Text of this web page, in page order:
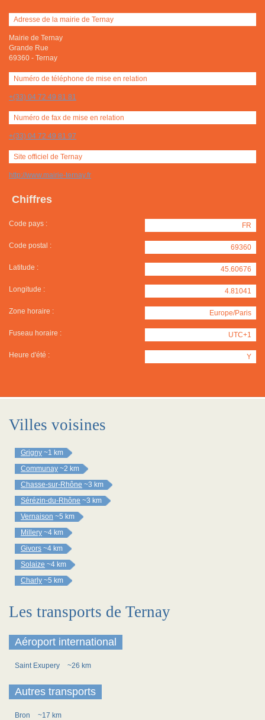
Adresse de la mairie de Ternay
Mairie de Ternay
Grande Rue
69360 - Ternay
Numéro de téléphone de mise en relation
+(33) 04 72 49 81 81
Numéro de fax de mise en relation
+(33) 04 72 49 81 97
Site officiel de Ternay
http://www.mairie-ternay.fr
Chiffres
Code pays : FR
Code postal : 69360
Latitude : 45.60676
Longitude : 4.81041
Zone horaire : Europe/Paris
Fuseau horaire : UTC+1
Heure d'été : Y
Villes voisines
Grigny ~1 km
Communay ~2 km
Chasse-sur-Rhône ~3 km
Sérézin-du-Rhône ~3 km
Vernaison ~5 km
Millery ~4 km
Givors ~4 km
Solaize ~4 km
Charly ~5 km
Les transports de Ternay
Aéroport international
Saint Exupery ~26 km
Autres transports
Bron
~17 km